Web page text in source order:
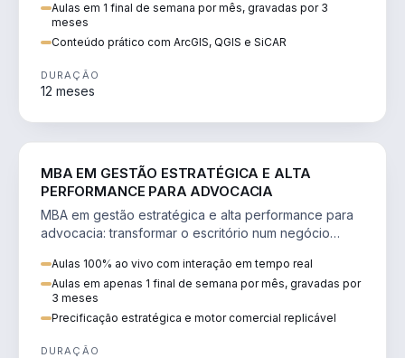
Aulas em 1 final de semana por mês, gravadas por 3
meses
Conteúdo prático com ArcGIS, QGIS e SiCAR
DURAÇÃO
12 meses
MBA EM GESTÃO ESTRATÉGICA E ALTA
PERFORMANCE PARA ADVOCACIA
MBA em gestão estratégica e alta performance para
advocacia: transformar o escritório num negócio
Aulas 100% ao vivo com interação em tempo real
Aulas em apenas 1 final de semana por mês, gravadas por
3 meses
Precificação estratégica e motor comercial replicável
DURAÇÃO